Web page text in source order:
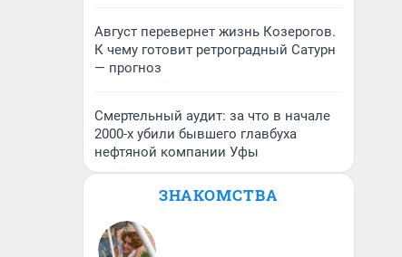
Август перевернет жизнь Козерогов.
К чему готовит ретроградный Сатурн
— прогноз
Смертельный аудит: за что в начале
2000-х убили бывшего главбуха
нефтяной компании Уфы
ЗНАКОМСТВА